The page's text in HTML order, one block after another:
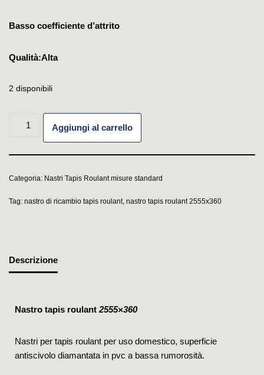
Basso coefficiente d’attrito
Qualità:Alta
2 disponibili
Aggiungi al carrello
Categoria: Nastri Tapis Roulant misure standard
Tag: nastro di ricambio tapis roulant, nastro tapis roulant 2555x360
Descrizione
Nastro tapis roulant 2555×360
Nastri per tapis roulant per uso domestico, superficie
antiscivolo diamantata in pvc a bassa rumorosità.